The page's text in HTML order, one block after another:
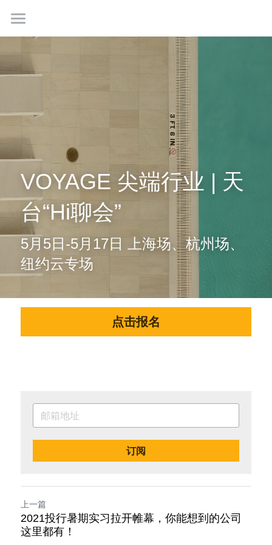
首页
最新情报
学生社群
联系我们
免费咨询
VOYAGE 尖端行业 | 天
台“Hi聊会”
5月5日-5月17日 上海场、杭州场、
纽约云专场
点击报名
订阅
上一篇
2021投行暑期实习拉开帷幕，你能想到的公司
这里都有！